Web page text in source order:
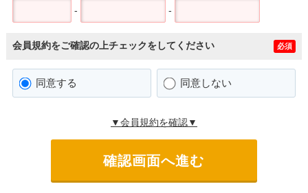
- -
会員規約をご確認の上チェックをしてください 必須
同意する 同意しない
▼会員規約を確認▼